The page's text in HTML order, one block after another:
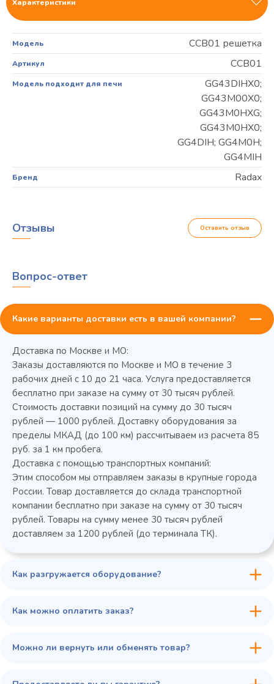
Характеристики
Модель CCB01 решетка
Артикул CCB01
Модель подходит для печи
GG43DIHX0;
GG43M00X0;
GG43M0HXG;
GG43M0HX0;
GG4DIH; GG4M0H;
GG4MIH
Бренд Radax
Колода разрубочная КР-5/5
45 900 ₽
Отзывы Оставить отзыв
Вопрос-ответ
Какие варианты доставки есть в вашей компании?
Доставка по Москве и МО:
Заказы доставляются по Москве и МО в течение 3
рабочих дней с 10 до 21 часа. Услуга предоставляется
бесплатно при заказе на сумму от 30 тысяч рублей.
Стоимость доставки позиций на сумму до 30 тысяч
рублей — 1000 рублей. Доставку оборудования за
пределы МКАД (до 100 км) рассчитываем из расчета 85
руб. за 1 км пробега.
Доставка с помощью транспортных компаний:
Этим способом мы отправляем заказы в крупные города
России. Товар доставляется до склада транспортной
компании бесплатно при заказе на сумму от 30 тысяч
рублей. Товары на сумму менее 30 тысяч рублей
доставляем за 1200 рублей (до терминала ТК).
Как разгружается оборудование?
Как можно оплатить заказ?
Можно ли вернуть или обменять товар?